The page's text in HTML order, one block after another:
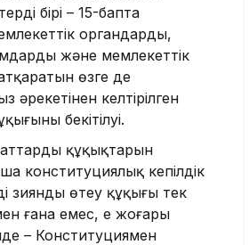
бірі – 15-бапта
органдардың,
және мемлекеттік
өзге де
әрекетінен келтірілген
бекітілуі.
құқықтарын
конституциялық кепілдік
зиянды өтеу құқығы тек
ғана емес, ең жоғары
– Конституциямен